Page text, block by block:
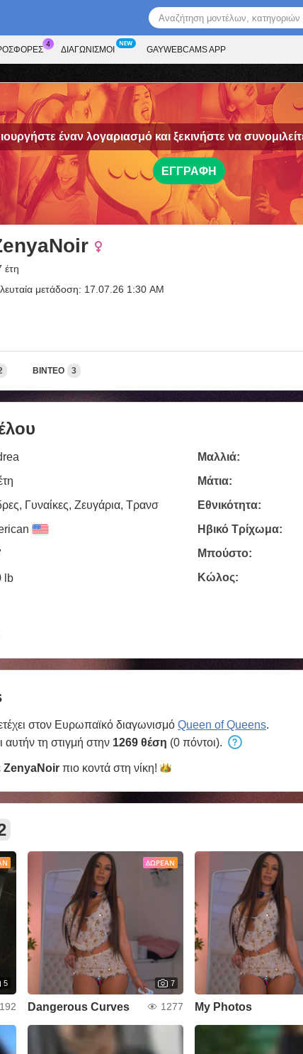
ΔΙΑΓΩΝΙΣΜΟΊ GAYWEBCAMS APP
έναν λογαριασμό και ξεκινήστε να
ΕΓΓΡΑΦΉ
έτη
μετάδοση: 17.07.26 1:30 AM
ΒΊΝΤΕΟ 3
Γυναίκες, Zευγάρια, Τρανσ
lb
Μαλλιά:
Μάτια:
Εθνικότητα:
Ηβικό Τρίχωμα:
Μπούστο:
Κώλος:
στον Ευρωπαϊκό διαγωνισμό Queen of Queens.
αυτήν τη στιγμή στην 1269 θέση (0 πόντοι).
ZenyaNoir πιο κοντά στη νίκη!
5
192
ΔΩΡΕΆΝ
7
Dangerous Curves 1277 My Photos